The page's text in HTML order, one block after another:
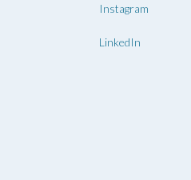
Instagram
LinkedIn